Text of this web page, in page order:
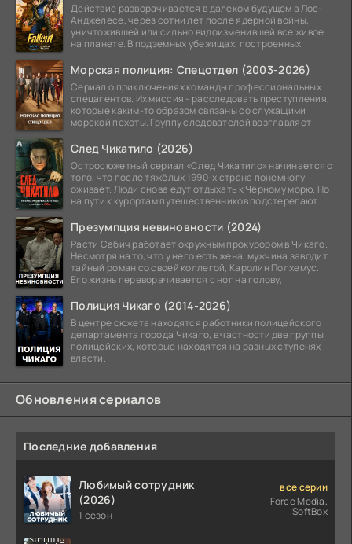
Действие разворачивается в далеком будущем в Лос-
Анджелесе, через сотни лет после ядерной войны,
уничтожившей или сильно видоизменившей все живое
на планете. В подземных убежищах, построенных
Морская полиция: Спецотдел (2003-2026)
Сериал о приключениях команды профессиональных
спецагентов. Их миссия - расследовать преступления,
которые каким-то образом связаны со служащими
морской пехоты. Группу следователей возглавляет
След Чикатило (2026)
Остросюжетный сериал «След Чикатило» начинается с
того, что после тяжёлых 1990-х страна понемногу
оживает. Люди снова едут отдыхать к Чёрному морю. Но
на пути к курортам путешественников подстерегают
Презумпция невиновности (2024)
Расти Сабич работает окружным прокурором в Чикаго.
Несмотря на то, что у него есть жена, мужчина заводит
тайный роман со своей коллегой, Каролин Полхемус.
Его жизнь переворачивается с ног на голову,
Полиция Чикаго (2014-2026)
В центре сюжета находятся работники полицейского
департамента города Чикаго, в частности две группы
полицейских, которые находятся на разных ступенях
власти.
Обновления сериалов
Последние добавления
Любимый сотрудник
(2026)
1 сезон
все серии
Force Media,
SoftBox